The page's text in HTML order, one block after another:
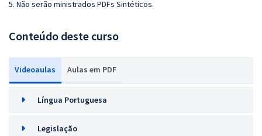
5. Não serão ministrados PDFs Sintéticos.
Conteúdo deste curso
Videoaulas Aulas em PDF
Língua Portuguesa
Legislação